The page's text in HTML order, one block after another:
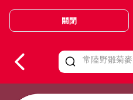
Valid Until 30 June 2026
關閉